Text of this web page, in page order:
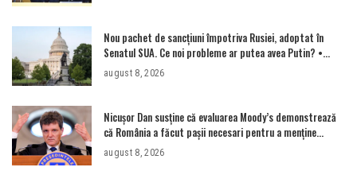
Nou pachet de sancțiuni împotriva Rusiei, adoptat în
Senatul SUA. Ce noi probleme ar putea avea Putin? •
Newsweek România
august 8, 2026
Nicușor Dan susține că evaluarea Moody’s demonstrează
că România a făcut pașii necesari pentru a menține
încrederea investitorilor: „Totuși, perspectiva rămâne
rezervată”
august 8, 2026